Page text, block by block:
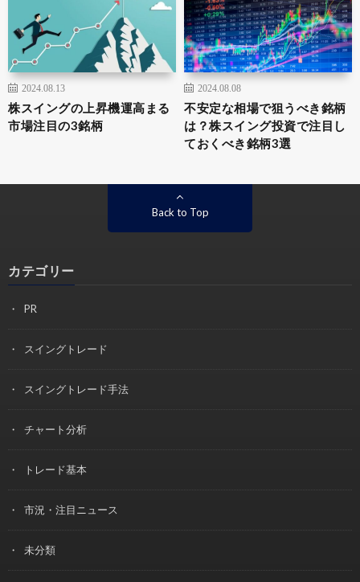
2024.08.13
株スイングの上昇機運高まる
市場注目の3銘柄
2024.08.08
不安定な相場で狙うべき銘柄
は？株スイング投資で注目し
ておくべき銘柄3選
Back to Top
カテゴリー
PR
スイングトレード
スイングトレード手法
チャート分析
トレード基本
市況・注目ニュース
未分類